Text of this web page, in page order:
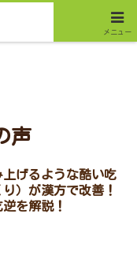
声
げるような酷い吃
）が漢方で改善！
を解説！
メニュー